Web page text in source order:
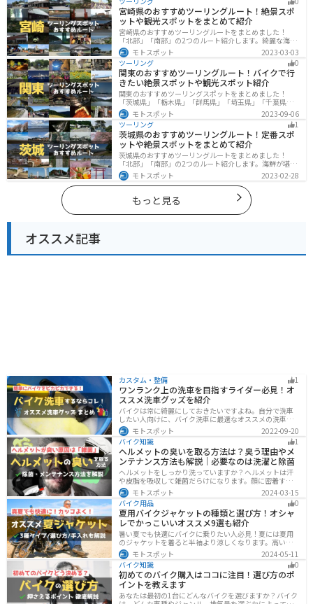
喫するツーリングができます。バイクで愛知県にツーリ
ングに行く際は参考にしてください。
宮崎県のおすすめツーリングルート！絶景スポ
ットや観光スポットをまとめて紹介
宮崎県のおすすめツーリングルートをまとめました！
「北部」「南部」の2つのルート紹介します。綺麗な海岸
線が特徴的な海・自然豊かな山・趣のある神社を満喫す
るツーリングができます。バイクで宮崎県にツーリング
に行く際は参考にしてください。
モトスポット
2023-03-03
ツーリング
0
関東のおすすめツーリングルート！バイクで行
きたい絶景スポットや観光スポット紹介
関東のおすすめツーリングスポットをまとめました！
「茨城県」「栃木県」「群馬県」「埼玉県」「千葉県」
「東京都」「神奈川県」の各県の観光地紹介します。自
然豊かな山々や湖、温泉地が点在し、四季折々の景色を
楽しめるスポットが多数あります。バイクで関東にツー
リングに行く際は参考にしてください。
モトスポット
2023-09-06
ツーリング
1
茨城県のおすすめツーリングルート！定番スポ
ットや絶景スポットをまとめて紹介
茨城県のおすすめツーリングルートをまとめました！
「北部」「南部」の2つのルート紹介します。海鮮が堪能
できる港や梅の景勝地、自然豊かな山々があるのでツー
リングにもってこいです。バイクで茨城県にツーリング
に行く際は参考にしてください。
モトスポット 2023-02-28
もっと見る
オススメ記事
カスタム・整備 1
ワンランク上の洗車を目指すライダー必見！オ
ススメ洗車グッズを紹介
バイクは常に綺麗にしておきたいですよね。自分で洗車
したい人向けに、バイク洗車に最適なオススメの洗車グ
ッズを紹介します。汚れを落とすシャンプーからツヤを
出すワックスまで全て紹介します。自分でバイク洗車を
しようと思っている方は参考にしてください。
モトスポット
2022-09-20
バイク知識
1
ヘルメットの臭いを取る方法は？臭う理由やメ
ンテナンス方法も解説｜必要なのは洗濯と除菌
ヘルメットをしっかり洗っていますか？ヘルメットは汗
や皮脂を吸収して雑菌だらけになります。顔に密着する
物なのでしっかりと除菌・消臭をする必要があります。
この記事では、ヘルメットをまるっと綺麗にする方法を
まとめました。まだメンテナンスをしたことがないとい
う人はぜひ参考にしてください。
モトスポット
2024-03-15
バイク用品
0
夏用バイクジャケットの種類と選び方！オシャ
レでかっこいいオススメ9選も紹介
暑い夏でも快適にバイクに乗りたい人必見！夏には夏用
のジャケットを着ると半袖より涼しくなります。高い透
湿性のフルメッシュ素材やハーフメッシュはもちろん、
デザイン性に優れたテキスタイルジャケットもあるの
で、カッコよくバイクに乗りたい人でも使える装備があ
ります。
モトスポット
2024-05-11
バイク知識
0
初めてのバイク購入はココに注目！選び方のポ
イントを教えます
あなたは最初の1台にどんなバイクを選びますか？バイク